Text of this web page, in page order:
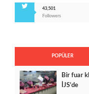
43,501
Followers
POPÜLER
Bir fuar
İJS’de